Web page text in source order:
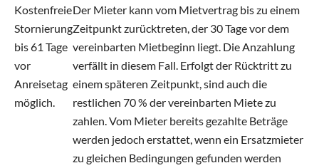
Kostenfreie
Stornierung
bis 61 Tage
vor
Anreisetag
möglich.
Der Mieter kann vom Mietvertrag bis zu einem
Zeitpunkt zurücktreten, der 30 Tage vor dem
vereinbarten Mietbeginn liegt. Die Anzahlung
verfällt in diesem Fall. Erfolgt der Rücktritt zu
einem späteren Zeitpunkt, sind auch die
restlichen 70 % der vereinbarten Miete zu
zahlen. Vom Mieter bereits gezahlte Beträge
werden jedoch erstattet, wenn ein Ersatzmieter
zu gleichen Bedingungen gefunden werden